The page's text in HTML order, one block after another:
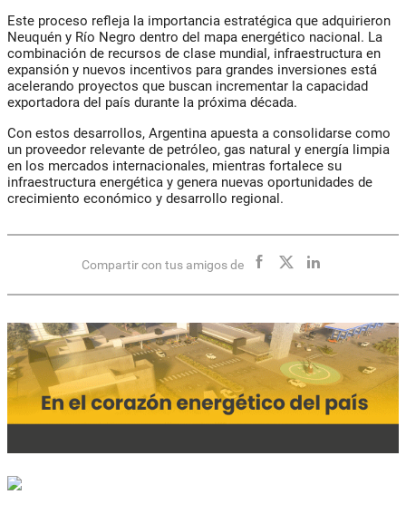
Este proceso refleja la importancia estratégica que adquirieron
Neuquén y Río Negro dentro del mapa energético nacional. La
combinación de recursos de clase mundial, infraestructura en
expansión y nuevos incentivos para grandes inversiones está
acelerando proyectos que buscan incrementar la capacidad
exportadora del país durante la próxima década.
Con estos desarrollos, Argentina apuesta a consolidarse como
un proveedor relevante de petróleo, gas natural y energía limpia
en los mercados internacionales, mientras fortalece su
infraestructura energética y genera nuevas oportunidades de
crecimiento económico y desarrollo regional.
Compartir con tus amigos de